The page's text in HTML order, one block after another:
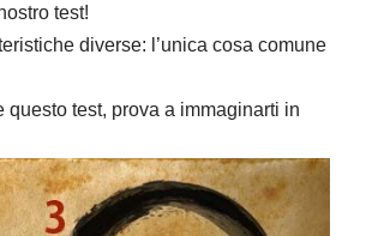
test!
diverse: l’unica cosa comune
questo test, prova a immaginarti in